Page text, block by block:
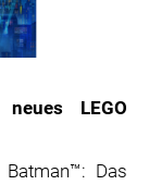
LEGO
Das